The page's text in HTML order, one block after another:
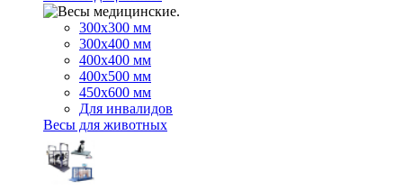
300х300 мм
300х400 мм
400х400 мм
400х500 мм
450х600 мм
Для инвалидов
Весы для животных